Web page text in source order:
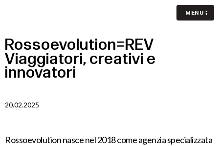
MENU
Rossoevolution=REV
Viaggiatori, creativi e
innovatori
20.02.2025
Rossoevolution nasce nel 2018 come agenzia specializzata